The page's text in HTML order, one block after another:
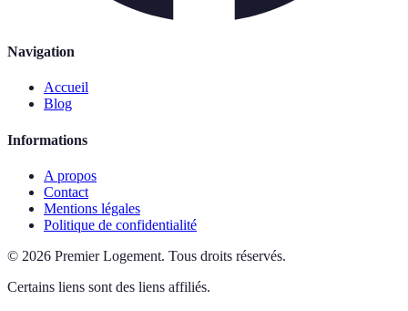
Navigation
Accueil
Blog
Informations
A propos
Contact
Mentions légales
Politique de confidentialité
© 2026 Premier Logement. Tous droits réservés.
Certains liens sont des liens affiliés.